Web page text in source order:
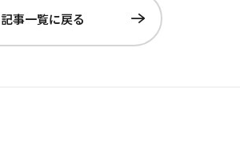
記事一覧に戻る